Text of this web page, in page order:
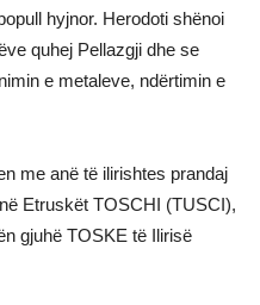
hyjnor. Herodoti shënoi
quhej Pellazgji dhe se
e metaleve, ndërtimin e
me anë të ilirishtes prandaj
Etruskët TOSCHI (TUSCI),
gjuhë TOSKE të Ilirisë